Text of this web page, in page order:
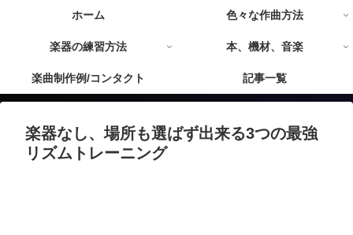
ホーム 色々な作曲方法
楽器の練習方法 本、機材、音楽
楽曲制作例/コンタクト 記事一覧
楽器なし、場所も選ばず出来る3つの最強
リズムトレーニング